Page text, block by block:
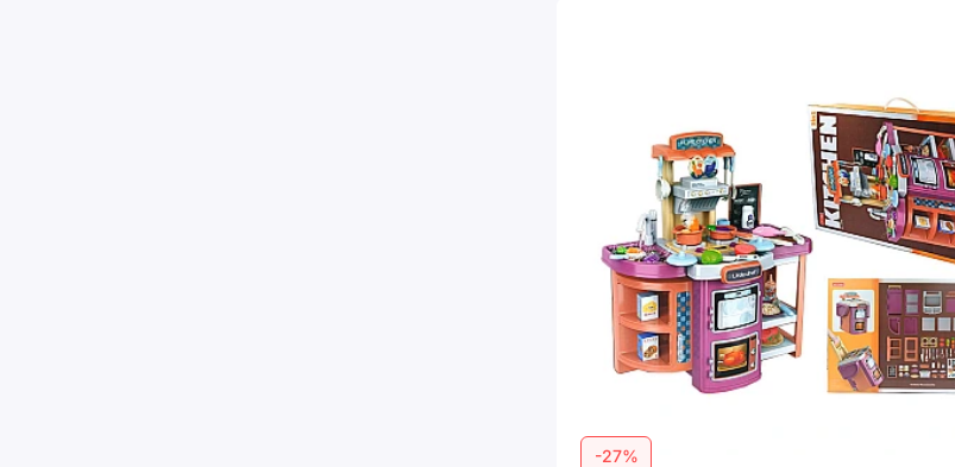
-27%